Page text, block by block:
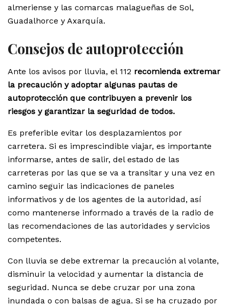
almeriense y las comarcas malagueñas de Sol,
Guadalhorce y Axarquía.
Consejos de autoprotección
Ante los avisos por lluvia, el 112 recomienda extremar
la precaución y adoptar algunas pautas de
autoprotección que contribuyen a prevenir los
riesgos y garantizar la seguridad de todos.
Es preferible evitar los desplazamientos por
carretera. Si es imprescindible viajar, es importante
informarse, antes de salir, del estado de las
carreteras por las que se va a transitar y una vez en
camino seguir las indicaciones de paneles
informativos y de los agentes de la autoridad, así
como mantenerse informado a través de la radio de
las recomendaciones de las autoridades y servicios
competentes.
Con lluvia se debe extremar la precaución al volante,
disminuir la velocidad y aumentar la distancia de
seguridad. Nunca se debe cruzar por una zona
inundada o con balsas de agua. Si se ha cruzado por